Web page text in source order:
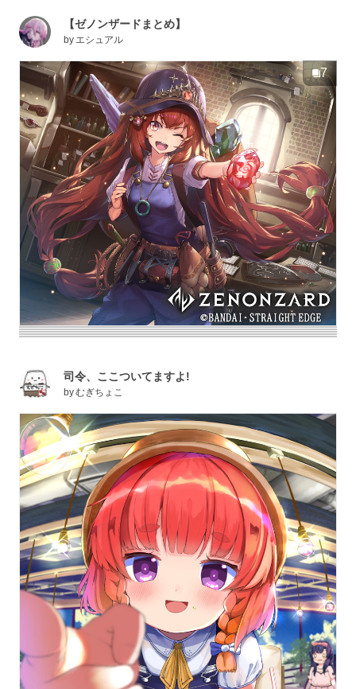
【ゼノンザードまとめ】
by エシュアル
7
司令、ここついてますよ!
byむぎちょこ